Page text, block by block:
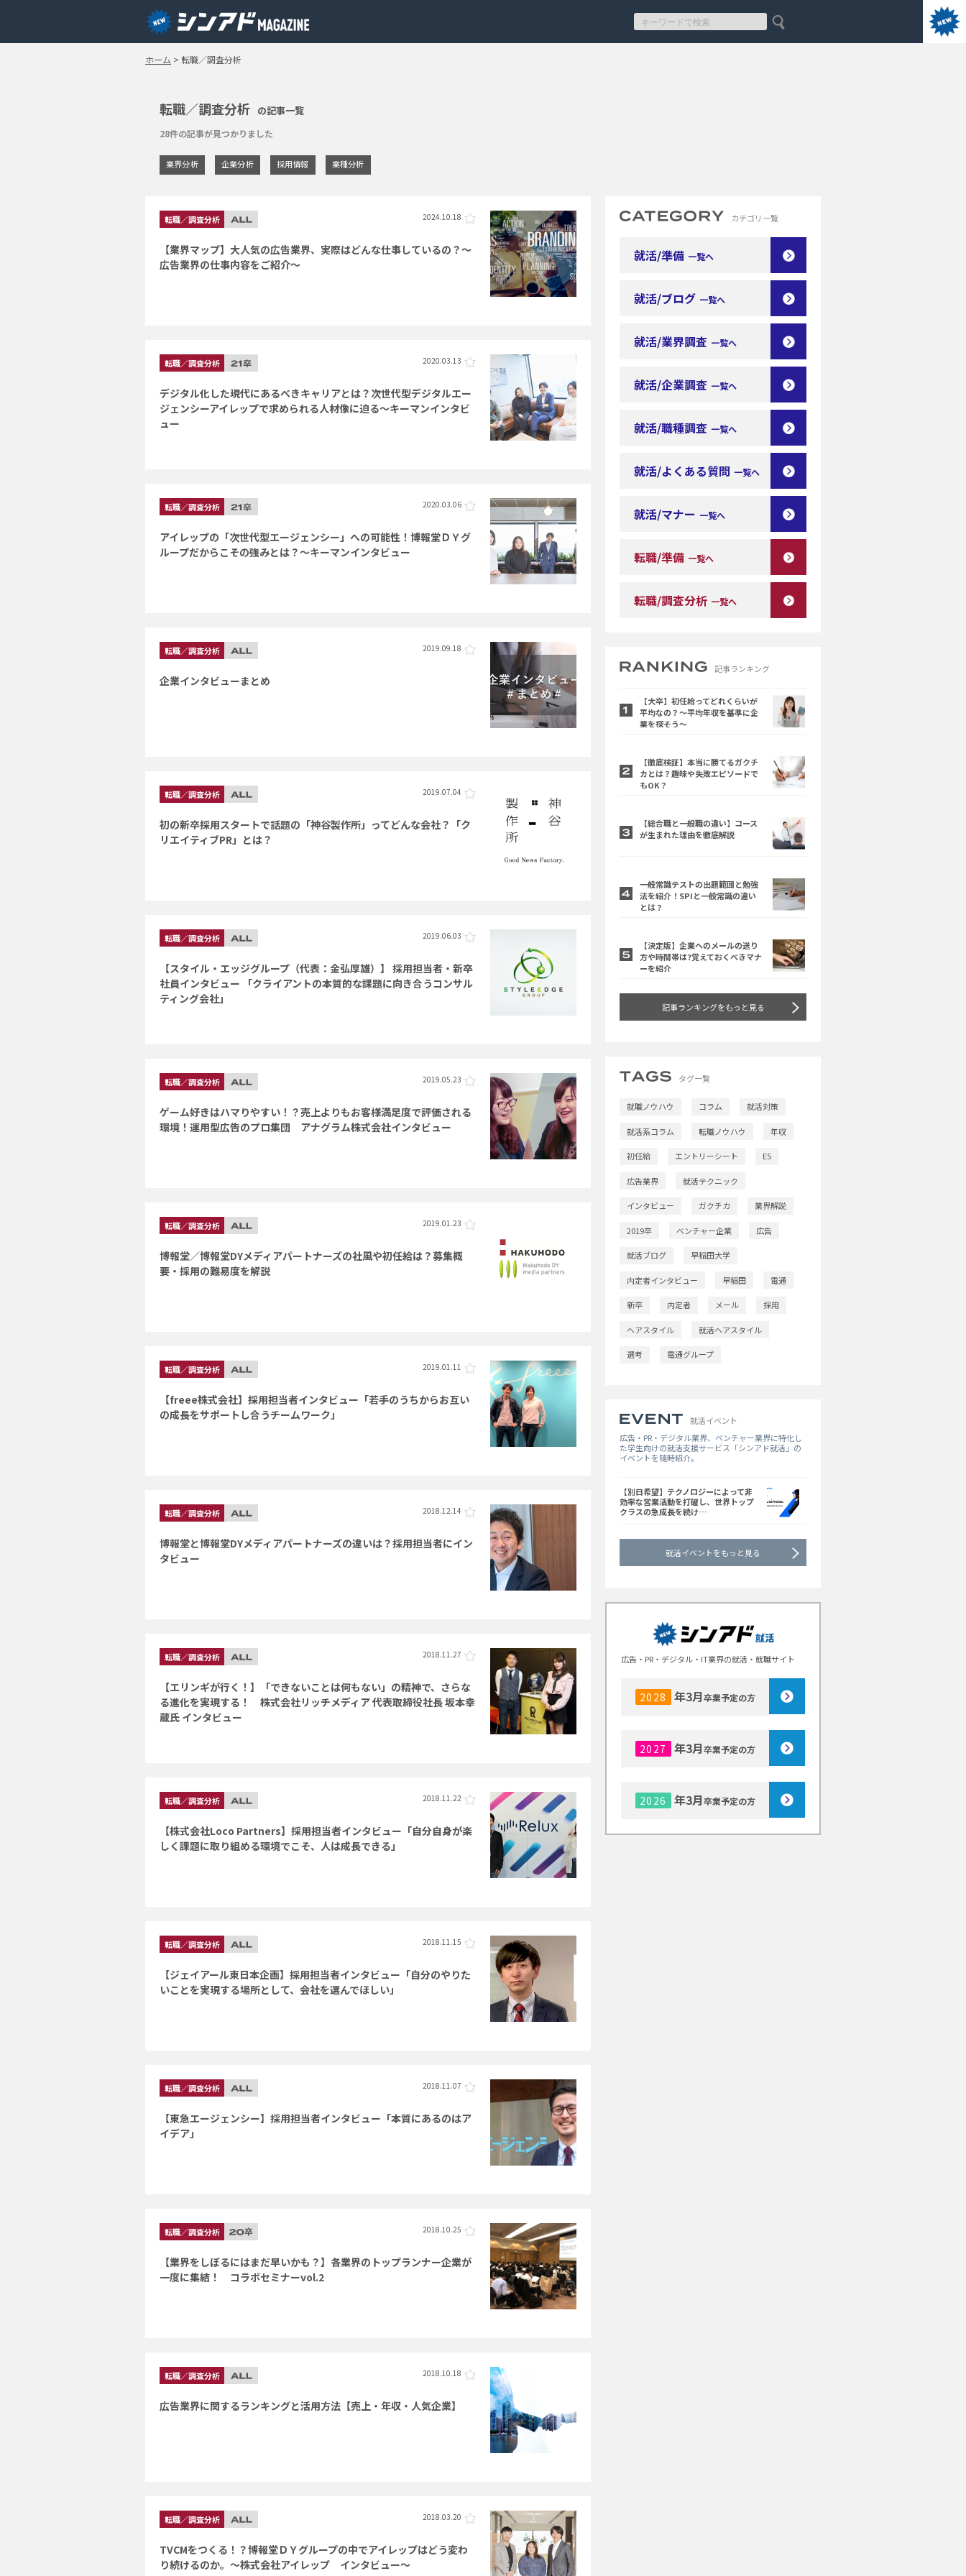
ホーム > 転職／調査分析
転職／調査分析 の記事一覧
28件の記事が見つかりました
業界分析 企業分析 採用情報 業種分析
転職／調査分析 2024.10.18
【業界マップ】大人気の広告業界、実際はどんな仕事しているの？～
広告業界の仕事内容をご紹介～
転職／調査分析 2020.03.13
デジタル化した現代にあるべきキャリアとは？次世代型デジタルエー
ジェンシーアイレップで求められる人材像に迫る～キーマンインタビ
ュー
転職／調査分析 2020.03.06
アイレップの「次世代型エージェンシー」への可能性！博報堂ＤＹグ
ループだからこその強みとは？～キーマンインタビュー
転職／調査分析 2019.09.18
企業インタビューまとめ
転職／調査分析 2019.07.04
初の新卒採用スタートで話題の「神谷製作所」ってどんな会社？「ク
リエイティブPR」とは？
転職／調査分析 2019.06.03
【スタイル・エッジグループ（代表：金弘厚雄）】 採用担当者・新卒
社員インタビュー 「クライアントの本質的な課題に向き合うコンサル
ティング会社」
転職／調査分析 2019.05.23
ゲーム好きはハマりやすい！？売上よりもお客様満足度で評価される
環境！運用型広告のプロ集団 アナグラム株式会社インタビュー
転職／調査分析 2019.01.23
博報堂／博報堂DYメディアパートナーズの社風や初任給は？募集概
要・採用の難易度を解説
転職／調査分析 2019.01.11
【freee株式会社】採用担当者インタビュー「若手のうちからお互い
の成長をサポートし合うチームワーク」
転職／調査分析 2018.12.14
博報堂と博報堂DYメディアパートナーズの違いは？採用担当者にイン
タビュー
転職／調査分析 2018.11.27
【エリンギが行く！】「できないことは何もない」の精神で、さらな
る進化を実現する！ 株式会社リッチメディア 代表取締役社長 坂本幸
蔵氏 インタビュー
転職／調査分析 2018.11.22
【株式会社Loco Partners】採用担当者インタビュー「自分自身が楽
しく課題に取り組める環境でこそ、人は成長できる」
転職／調査分析 2018.11.15
【ジェイアール東日本企画】採用担当者インタビュー「自分のやりた
いことを実現する場所として、会社を選んでほしい」
転職／調査分析 2018.11.07
【東急エージェンシー】採用担当者インタビュー「本質にあるのはア
イデア」
転職／調査分析 2018.10.25
【業界をしぼるにはまだ早いかも？】各業界のトップランナー企業が
一度に集結！ コラボセミナーvol.2
転職／調査分析 2018.10.18
広告業界に関するランキングと活用方法【売上・年収・人気企業】
転職／調査分析 2018.03.20
TVCMをつくる！？博報堂ＤＹグループの中でアイレップはどう変わ
り続けるのか。～株式会社アイレップ インタビュー～
カテゴリ一覧
就活/準備 一覧へ
就活/ブログ 一覧へ
就活/業界調査 一覧へ
就活/企業調査 一覧へ
就活/職種調査 一覧へ
就活/よくある質問 一覧へ
就活/マナー 一覧へ
転職/準備 一覧へ
転職/調査分析 一覧へ
記事ランキング
【大卒】初任給ってどれくらいが
平均なの？～平均年収を基準に企
業を探そう～
【徹底検証】本当に勝てるガクチ
カとは？趣味や失敗エピソードで
もOK？
【総合職と一般職の違い】コース
が生まれた理由を徹底解説
一般常識テストの出題範囲と勉強
法を紹介！SPIと一般常識の違い
とは？
【決定版】企業へのメールの送り
方や時間帯は?覚えておくべきマナ
ーを紹介
記事ランキングをもっと見る
タグ一覧
就職ノウハウ コラム 就活対策
就活系コラム 転職ノウハウ 年収
初任給 エントリーシート ES
広告業界 就活テクニック
インタビュー ガクチカ 業界解説
2019卒 ベンチャー企業 広告
就活ブログ 早稲田大学
内定者インタビュー 早稲田 電通
新卒 内定者 メール 採用
ヘアスタイル 就活ヘアスタイル
選考 電通グループ
就活イベント
広告・PR・デジタル業界、ベンチャー業界に特化し
た学生向けの就活支援サービス「シンアド就活」の
イベントを随時紹介。
【別日希望】テクノロジーによって非
効率な営業活動を打破し、世界トップ
クラスの急成長を続け…
就活イベントをもっと見る
広告・PR・デジタル・IT業界の就活・就職サイト
2028 年3月卒業予定の方
2027 年3月卒業予定の方
2026 年3月卒業予定の方